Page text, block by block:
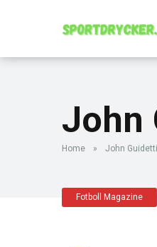
John
Home » John
Fotboll Magazine